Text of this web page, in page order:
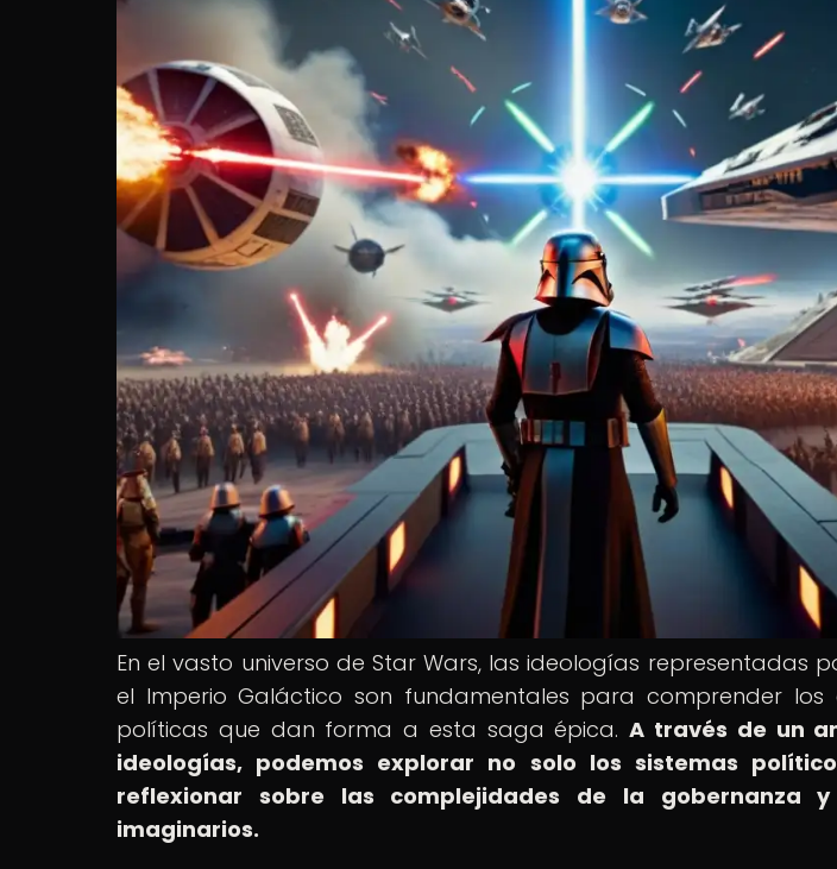
En el vasto universo de Star Wars, las ideologías representadas
el Imperio Galáctico son fundamentales para comprender los
políticas que dan forma a esta saga épica.A través de un
ideologías, podemos explorar no solo los sistemas
reflexionar sobre las complejidades de la gobernanza
imaginarios.